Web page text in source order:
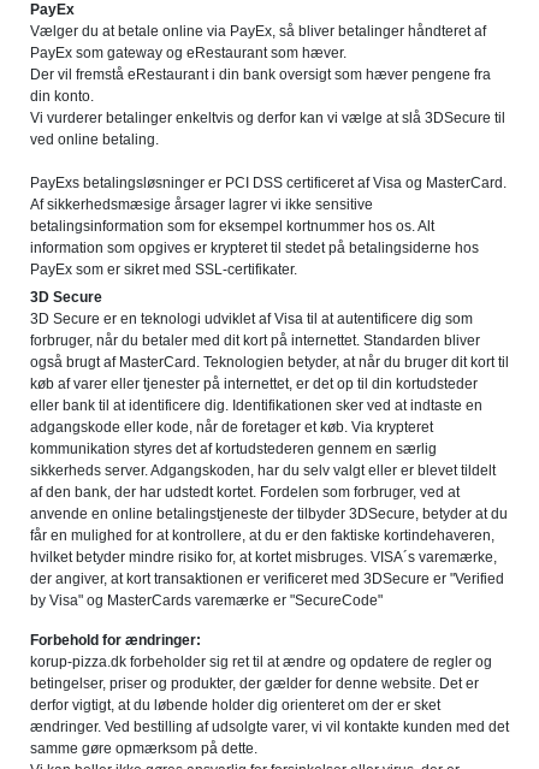
PayEx
Vælger du at betale online via PayEx, så bliver betalinger håndteret af
PayEx som gateway og eRestaurant som hæver.
Der vil fremstå eRestaurant i din bank oversigt som hæver pengene fra
din konto.
Vi vurderer betalinger enkeltvis og derfor kan vi vælge at slå 3DSecure til
ved online betaling.
PayExs betalingsløsninger er PCI DSS certificeret af Visa og MasterCard.
Af sikkerhedsmæsige årsager lagrer vi ikke sensitive
betalingsinformation som for eksempel kortnummer hos os. Alt
information som opgives er krypteret til stedet på betalingsiderne hos
PayEx som er sikret med SSL-certifikater.
3D Secure
3D Secure er en teknologi udviklet af Visa til at autentificere dig som
forbruger, når du betaler med dit kort på internettet. Standarden bliver
også brugt af MasterCard. Teknologien betyder, at når du bruger dit kort til
køb af varer eller tjenester på internettet, er det op til din kortudsteder
eller bank til at identificere dig. Identifikationen sker ved at indtaste en
adgangskode eller kode, når de foretager et køb. Via krypteret
kommunikation styres det af kortudstederen gennem en særlig
sikkerheds server. Adgangskoden, har du selv valgt eller er blevet tildelt
af den bank, der har udstedt kortet. Fordelen som forbruger, ved at
anvende en online betalingstjeneste der tilbyder 3DSecure, betyder at du
får en mulighed for at kontrollere, at du er den faktiske kortindehaveren,
hvilket betyder mindre risiko for, at kortet misbruges. VISA´s varemærke,
der angiver, at kort transaktionen er verificeret med 3DSecure er "Verified
by Visa" og MasterCards varemærke er "SecureCode"
Forbehold for ændringer:
korup-pizza.dk forbeholder sig ret til at ændre og opdatere de regler og
betingelser, priser og produkter, der gælder for denne website. Det er
derfor vigtigt, at du løbende holder dig orienteret om der er sket
ændringer. Ved bestilling af udsolgte varer, vi vil kontakte kunden med det
samme gøre opmærksom på dette.